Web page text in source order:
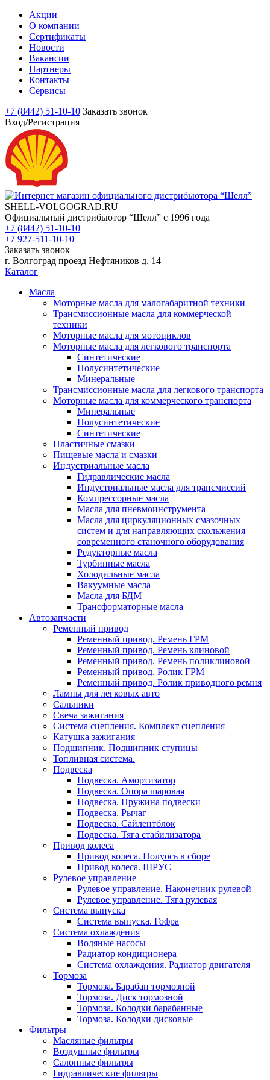
Акции
О компании
Сертификаты
Новости
Вакансии
Партнеры
Контакты
Сервисы
+7 (8442) 51-10-10 Заказать звонок
Вход/Регистрация
SHELL-VOLGOGRAD.RU
Официальный дистрибьютор “Шелл” с 1996 года
+7 (8442) 51-10-10
+7 927-511-10-10
Заказать звонок
г. Волгоград проезд Нефтяников д. 14
Каталог
Масла
Моторные масла для малогабаритной техники
Трансмиссионные масла для коммерческой
техники
Моторные масла для мотоциклов
Моторные масла для легкового транспорта
Синтетические
Полусинтетические
Минеральные
Трансмиссионные масла для легкового транспорта
Моторные масла для коммерческого транспорта
Минеральные
Полусинтетические
Синтетические
Пластичные смазки
Пищевые масла и смазки
Индустриальные масла
Гидравлические масла
Индустриальные масла для трансмиссий
Компрессорные масла
Масла для пневмоинструмента
Масла для циркуляционных смазочных
систем и для направляющих скольжения
современного станочного оборудования
Редукторные масла
Турбинные масла
Холодильные масла
Вакуумные масла
Масла для БДМ
Трансформаторные масла
Автозапчасти
Ременный привод
Ременный привод. Ремень ГРМ
Ременный привод. Ремень клиновой
Ременный привод. Ремень поликлиновой
Ременный привод. Ролик ГРМ
Ременный привод. Ролик приводного ремня
Лампы для легковых авто
Сальники
Свеча зажигания
Система сцепления. Комплект сцепления
Катушка зажигания
Подшипник. Подшипник ступицы
Топливная система.
Подвеска
Подвеска. Амортизатор
Подвеска. Опора шаровая
Подвеска. Пружина подвески
Подвеска. Рычаг
Подвеска. Сайлентблок
Подвеска. Тяга стабилизатора
Привод колеса
Привод колеса. Полуось в сборе
Привод колеса. ШРУС
Рулевое управление
Рулевое управление. Наконечник рулевой
Рулевое управление. Тяга рулевая
Система выпуска
Система выпуска. Гофра
Система охлаждения
Водяные насосы
Радиатор кондиционера
Система охлаждения. Радиатор двигателя
Тормоза
Тормоза. Барабан тормозной
Тормоза. Диск тормозной
Тормоза. Колодки барабанные
Тормоза. Колодки дисковые
Фильтры
Масляные фильтры
Воздушные фильтры
Салонные фильтры
Гидравлические фильтры